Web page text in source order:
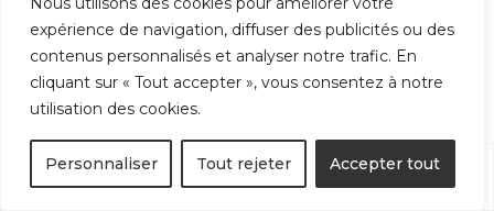
expérience de navigation, diffuser des publicités ou des
contenus personnalisés et analyser notre trafic. En
cliquant sur « Tout accepter », vous consentez à notre
utilisation des cookies.
Personnaliser Tout rejeter Accepter tout
Flux des commentaires
Site de WordPress-FR
Les informations, descriptions et photographies contenues
aux présentes sont fournies à titre indicatif seulement et ne
Yves
Monneret